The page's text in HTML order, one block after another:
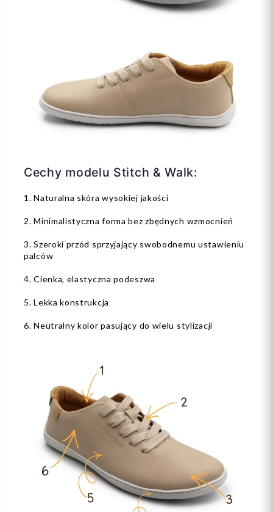
Cechy modelu Stitch & Walk:
1. Naturalna skóra wysokiej jakości
2. Minimalistyczna forma bez zbędnych wzmocnień
3. Szeroki przód sprzyjający swobodnemu ustawieniu
palców
4. Cienka, elastyczna podeszwa
5. Lekka konstrukcja
6. Neutralny kolor pasujący do wielu stylizacji